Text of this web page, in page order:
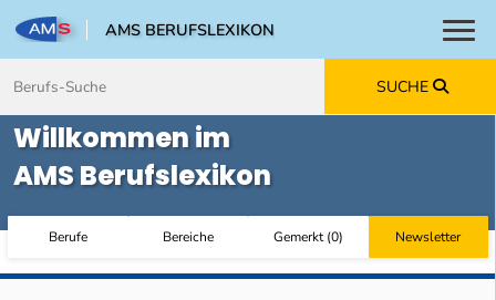
AMS BERUFSLEXIKON
SUCHE
Willkommen im
AMS Berufslexikon
Berufe Bereiche Gemerkt(0) Newsletter